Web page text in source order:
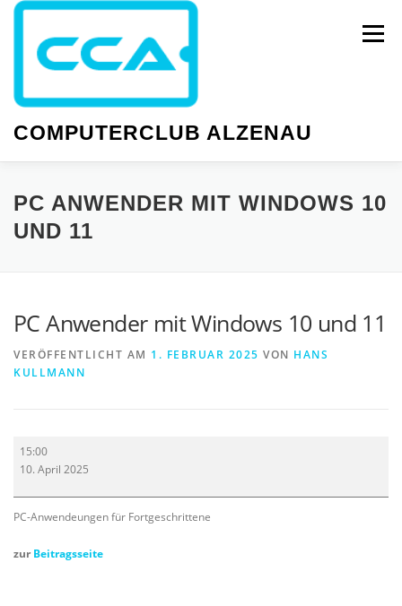
Zum
springen
COMPUTERCLUB ALZENAU
Menü
NEWS PC-KURSE SMARTPHONE-KURSE
PC ANWENDER MIT WINDOWS 10
UND 11
PC Anwender mit Windows 10 und 11
VERÖFFENTLICHT AM 1. FEBRUAR 2025 VON HANS
KULLMANN
PC
Anwender
Windows
10
11
15:00
10. April 2025
PC-Anwendeungen für Fortgeschrittene
zur Beitragsseite